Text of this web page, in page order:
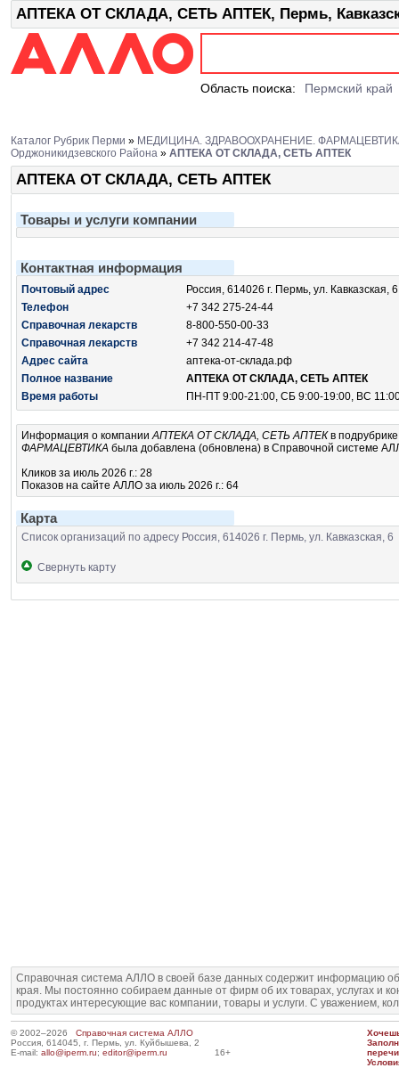
АПТЕКА ОТ СКЛАДА, СЕТЬ АПТЕК, Пермь,
Область поиска: Пермский край
Каталог Рубрик Перми » МЕДИЦИНА. ЗДРАВООХРАНЕНИЕ.
Орджоникидзевского Района » АПТЕКА ОТ СКЛАДА, СЕТЬ АПТЕК
АПТЕКА ОТ СКЛАДА, СЕТЬ АПТЕК
Товары и услуги компании
Контактная информация
Почтовый адрес
Россия, 614026 г. Пермь, ул. Кавказская, 6
Телефон
+7 342 275-24-44
Справочная лекарств
8-800-550-00-33
Справочная лекарств
+7 342 214-47-48
Адрес сайта
аптека-от-склада.рф
Полное название
АПТЕКА ОТ СКЛАДА, СЕТЬ АПТЕК
Время работы
ПН-ПТ 9:00-21:00, СБ 9:00-19:00, ВС
Информация о компанииАПТЕКА ОТ СКЛАДА, СЕТЬ АПТЕКв
ФАРМАЦЕВТИКА была добавлена (обновлена) в Справочной системе
Кликов за июль 2026 г.: 28
Показов на сайте АЛЛО за июль 2026 г.: 64
Карта
Список организаций по адресу Россия, 614026 г. Пермь, ул. Кавказская, 6
Свернуть карту
Справочная система АЛЛО в своей базе данных содержит информацию
края. Мы постоянно собираем данные от фирм об их товарах, услугах и
продуктах интересующие вас компании, товары и услуги. С уважением,
© 2002–2026 Справочная система АЛЛО
Россия, 614045, г. Пермь, ул. Куйбышева, 2
E-mail: allo@iperm.ru; editor@iperm.ru 16+